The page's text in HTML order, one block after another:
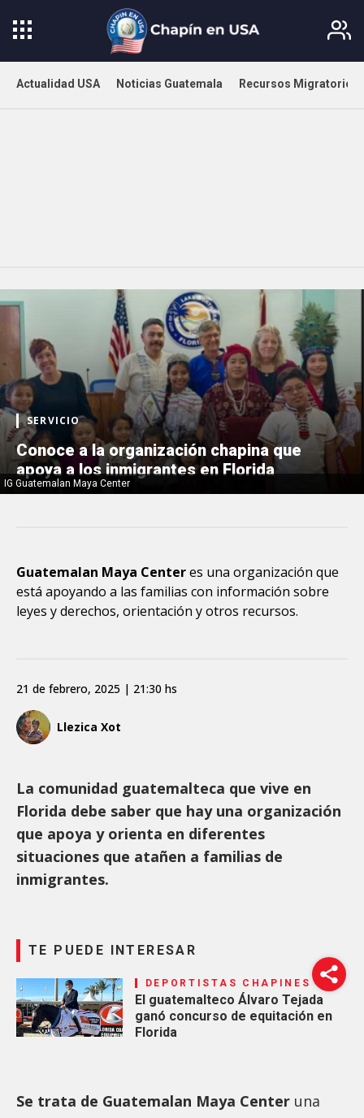
Actualidad USA Noticias Guatemala Recursos Migratorios
IG Guatemalan Maya Center
SERVICIO
Conoce a la organización chapina que
apoya a los inmigrantes en Florida
Guatemalan Maya Centeres una organización que
está apoyando a las familias con información sobre
leyes y derechos, orientación y otros recursos.
Llezica Xot
21 de febrero, 2025 | 21:30 hs
La comunidad guatemalteca que vive en
Florida debe saber que hay una organización
que apoya y orienta en diferentes
situaciones que atañen a familias de
inmigrantes.
TE PUEDE INTERESAR
DEPORTISTAS CHAPINES
El guatemalteco Álvaro Tejada
ganó concurso de equitación en
Florida
Se trata de Guatemalan Maya Center una